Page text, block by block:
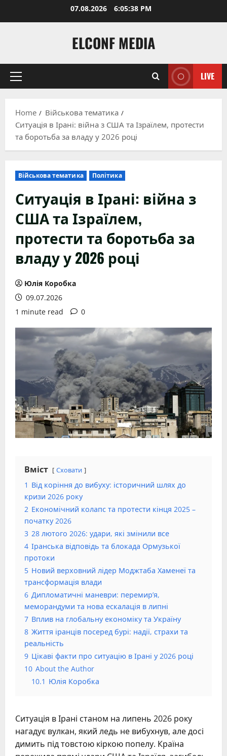
07.08.2026 6:05:39 PM
ELCONF MEDIA
Primary
LIVE
Home
Військова тематика
Ситуація в Ірані: війна з США та Ізраїлем, протести
та боротьба за владу у 2026 році
Військова тематика Політика
Ситуація в Ірані: війна з
США та Ізраїлем,
протести та боротьба за
владу у 2026 році
Юлія Коробка
09.07.2026
1 minute read
0
Вміст Сховати
1 Від коріння до вибуху: історичний шлях до
кризи 2026 року
2 Економічний колапс та протести кінця 2025 –
початку 2026
3 28 лютого 2026: удари, які змінили все
4 Іранська відповідь та блокада Ормузької
протоки
5 Новий верховний лідер Моджтаба Хаменеї та
трансформація влади
6 Дипломатичні маневри: перемир’я,
меморандуми та нова ескалація в липні
7 Вплив на глобальну економіку та Україну
8 Життя іранців посеред бурі: надії, страхи та
реальність
9 Цікаві факти про ситуацію в Ірані у 2026 році
10 About the Author
10.1 Юлія Коробка
Ситуація в Ірані станом на липень 2026 року
нагадує вулкан, який ледь не вибухнув, але досі
димить під товстою кіркою попелу. Країна